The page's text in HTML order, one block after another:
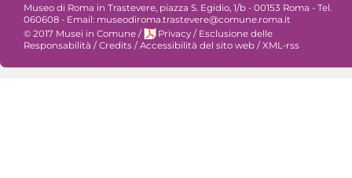
Museo di Roma in Trastevere, piazza S. Egidio, 1/b - 00153 Roma - Tel.
060608 - Email: museodiroma.trastevere@comune.roma.it
© 2017 Musei in Comune / Privacy / Esclusione delle
Responsabilità / Credits / Accessibilità del sito web / XML-rss